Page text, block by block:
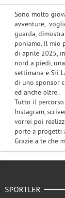
Sono molto
avventure,
guarda,
poniamo. Il mio
di aprile 2025,
nord a piedi,
settimana e Sri
di uno sponsor
ed anche oltre..
Tutto il
Instagram,
vorrei poi
porte a progetti
Grazie a te che
SPORTLER